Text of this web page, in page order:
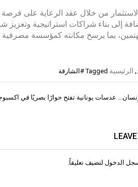
من خلال عقد الرعاية على
إلى بناء شراكات استراتيجية وتعزيز
بما يرسخ مكانته كمؤسسة مصرفية
, الرئيسية Tagged #الشارقة
عدسات يونانية تفتح حوارًا بصريًا في اكسبوجر
الدخول لتضيف تعليقاً.